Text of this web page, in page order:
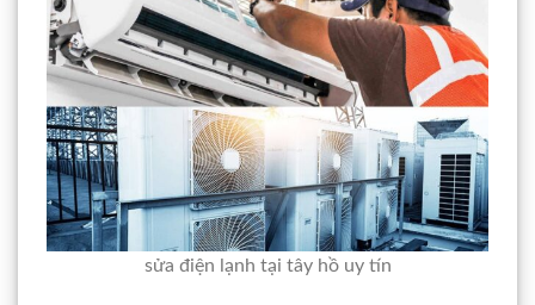
sửa điện lạnh tại tây hồ uy tín